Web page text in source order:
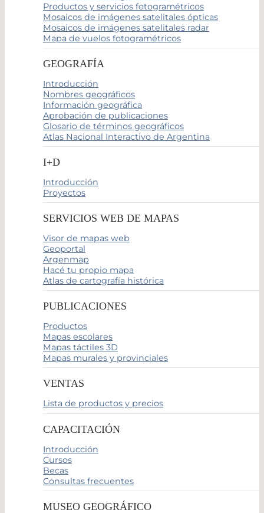
Productos y servicios fotogramétricos
Mosaicos de imágenes satelitales ópticas
Mosaicos de imágenes satelitales radar
Mapa de vuelos fotogramétricos
GEOGRAFÍA
Introducción
Nombres geográficos
Información geográfica
Aprobación de publicaciones
Glosario de términos geográficos
Atlas Nacional Interactivo de Argentina
I+D
Introducción
Proyectos
SERVICIOS WEB DE MAPAS
Visor de mapas web
Geoportal
Argenmap
Hacé tu propio mapa
Atlas de cartografía histórica
PUBLICACIONES
Productos
Mapas escolares
Mapas táctiles 3D
Mapas murales y provinciales
VENTAS
Lista de productos y precios
CAPACITACIÓN
Introducción
Cursos
Becas
Consultas frecuentes
MUSEO GEOGRÁFICO